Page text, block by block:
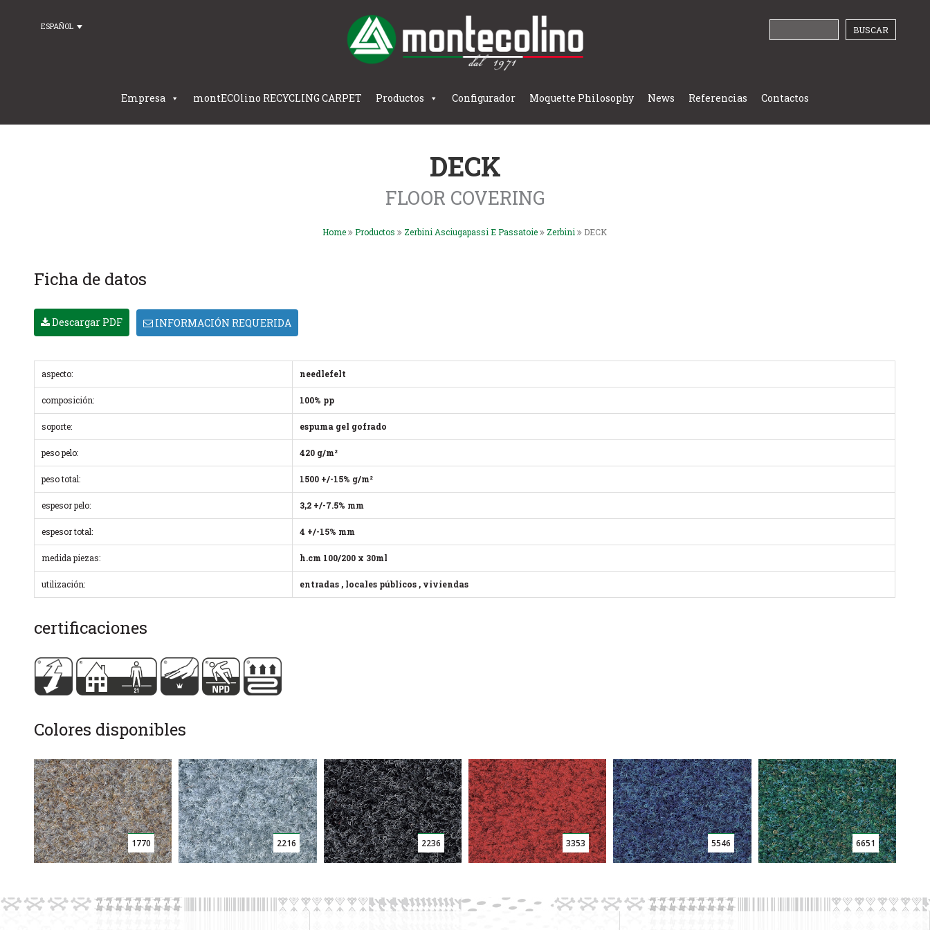
ESPAÑOL
Empresa montECOlino RECYCLING CARPET Productos Configurador Moquette Philosophy News Referencias Contactos
DECK
FLOOR COVERING
Home Productos Zerbini Asciugapassi E Passatoie Zerbini DECK
Ficha de datos
Descargar PDF INFORMACIÓN REQUERIDA
aspecto: needlefelt
composición: 100% pp
soporte: espuma gel gofrado
peso pelo: 420 g/m²
peso total: 1500 +/-15% g/m²
espesor pelo: 3,2 +/-7.5% mm
espesor total: 4 +/-15% mm
medida piezas: h.cm 100/200 x 30ml
utilización: entradas , locales públicos , viviendas
certificaciones
Colores disponibles
1770 2216 2236 3353 5546 6651